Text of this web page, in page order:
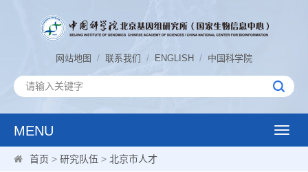
网站地图 / 联系我们 / ENGLISH / 中国科学院
MENU
Toggle
首页 > 研究队伍 > 北京市人才